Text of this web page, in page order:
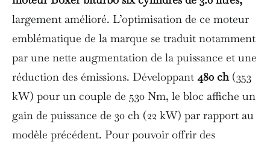
largement amélioré. L’optimisation de ce moteur
emblématique de la marque se traduit notamment
par une nette augmentation de la puissance et une
réduction des émissions. Développant 480 ch (353
kW) pour un couple de 530 Nm, le bloc affiche un
gain de puissance de 30 ch (22 kW) par rapport au
modèle précédent. Pour pouvoir offrir des